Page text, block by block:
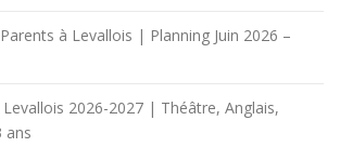
à Levallois | Planning Juin 2026 –
2026-2027 | Théâtre, Anglais,
ans